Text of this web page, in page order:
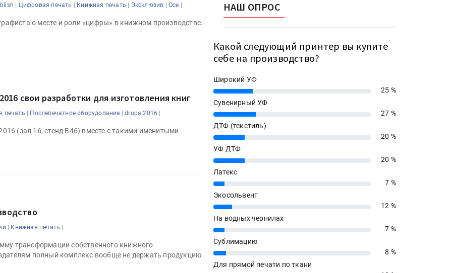
| Цифровая печать | Книжная печать | Эксклюзив |Oce |
о месте и роли «цифры» в книжном производстве.
свои разработки для изготовления книг
печать | Послепечатное оборудование |drupa 2016 |
(зал 16, стенд B46) вместе с такими именитыми
| Книжная печать |
трансформации собственного книжного
полный комплекс вообще не держать продукцию
НАШ ОПРОС
Какой следующий принтер вы купите
себе на производство?
Широкий УФ
25%
25 %
Сувенирный УФ
27%
27 %
ДТФ (текстиль)
20%
20 %
УФ ДТФ
20%
20 %
Латекс
7%
7 %
Экосольвент
12%
12 %
На водных чернилах
7%
7 %
Сублимацию
8%
8 %
Для прямой печати по ткани